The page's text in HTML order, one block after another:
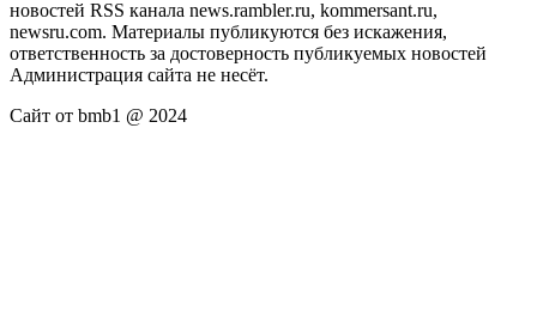
новостей RSS канала news.rambler.ru, kommersant.ru,
newsru.com. Материалы публикуются без искажения,
ответственность за достоверность публикуемых новостей
Администрация сайта не несёт.
Сайт от bmb1 @ 2024